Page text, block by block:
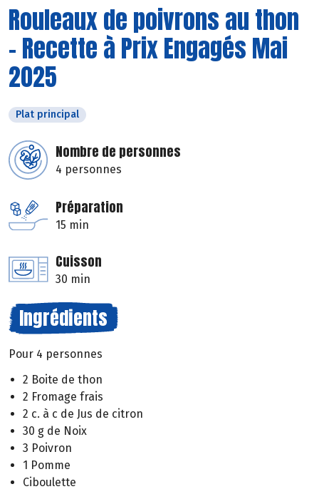
Rouleaux de poivrons au thon
- Recette à Prix Engagés Mai
2025
Plat principal
Nombre de personnes
4 personnes
Préparation
15 min
Cuisson
30 min
Ingrédients
Pour 4 personnes
2 Boite de thon
2 Fromage frais
2 c. à c de Jus de citron
30 g de Noix
3 Poivron
1 Pomme
Ciboulette